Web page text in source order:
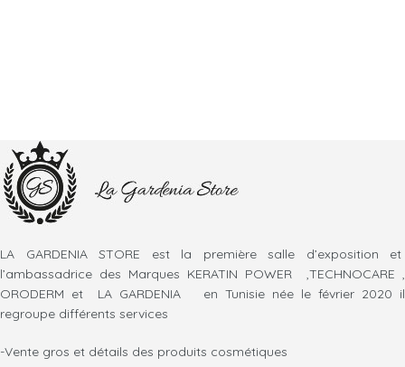
LA GARDENIA STORE est la première salle d’exposition et
l’ambassadrice des Marques KERATIN POWER ,TECHNOCARE ,
ORODERM et LA GARDENIA en Tunisie née le février 2020 il
regroupe différents services
-Vente gros et détails des produits cosmétiques